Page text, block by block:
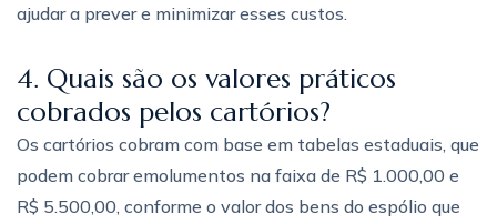
ajudar a prever e minimizar esses custos.
4. Quais são os valores práticos
cobrados pelos cartórios?
Os cartórios cobram com base em tabelas estaduais, que
podem cobrar emolumentos na faixa de R$ 1.000,00 e
R$ 5.500,00, conforme o valor dos bens do espólio que